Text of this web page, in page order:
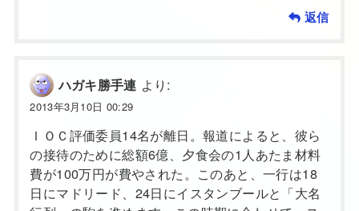
返信
ハガキ勝手連 より:
2013年3月10日 00:29
ＩＯＣ評価委員14名が離日。報道によると、彼ら
の接待のために総額6億、夕食会の1人あたま材料
費が100万円が費やされた。このあと、一行は18
日にマドリード、24日にイスタンブールと「大名